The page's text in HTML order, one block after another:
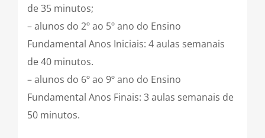
de 35 minutos;
– alunos do 2º ao 5º ano do Ensino
Fundamental Anos Iniciais: 4 aulas semanais
de 40 minutos.
– alunos do 6º ao 9º ano do Ensino
Fundamental Anos Finais: 3 aulas semanais de
50 minutos.